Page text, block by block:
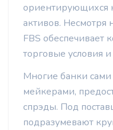
ориентирующихся
активов. Несмотря
FBS обеспечивает
торговые условия
Многие банки
мейкерами,
спрэды. Под
подразумевают